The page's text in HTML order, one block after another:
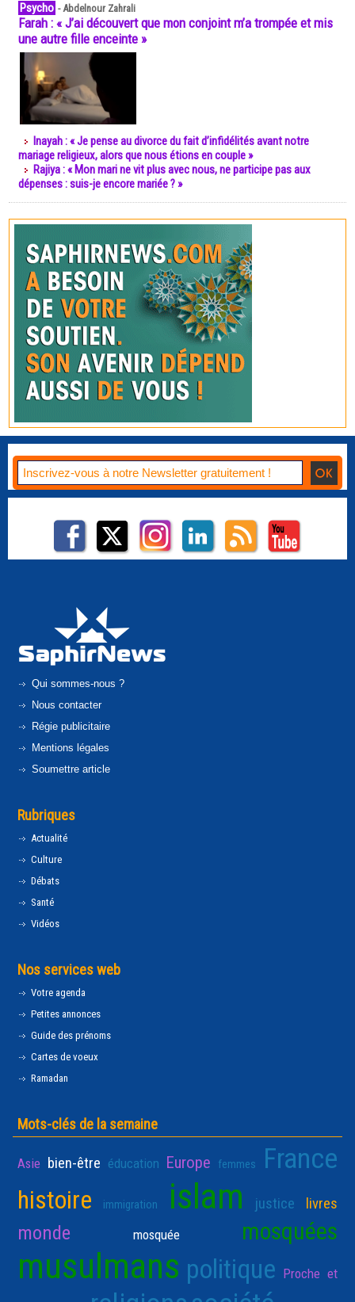
Psycho -Abdelnour Zahrali
Farah : « J’ai découvert que mon conjoint m’a trompée et mis
une autre fille enceinte »
Inayah : « Je pense au divorce du fait d’infidélités avant notre
mariage religieux, alors que nous étions en couple »
Rajiya : « Mon mari ne vit plus avec nous, ne participe pas aux
dépenses : suis-je encore mariée ? »
Qui sommes-nous ?
Nous contacter
Régie publicitaire
Mentions légales
Soumettre article
Rubriques
Actualité
Culture
Débats
Santé
Vidéos
Nos services web
Votre agenda
Petites annonces
Guide des prénoms
Cartes de voeux
Ramadan
Mots-clés de la semaine
Asie bien-être éducation Europe femmes France
histoire immigration islam justice livres
monde mosquée mosquées
musulmans politique Proche et